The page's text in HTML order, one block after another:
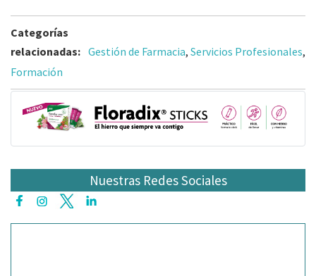
Categorías
relacionadas: Gestión de Farmacia, Servicios Profesionales,
Formación
Nuestras Redes Sociales